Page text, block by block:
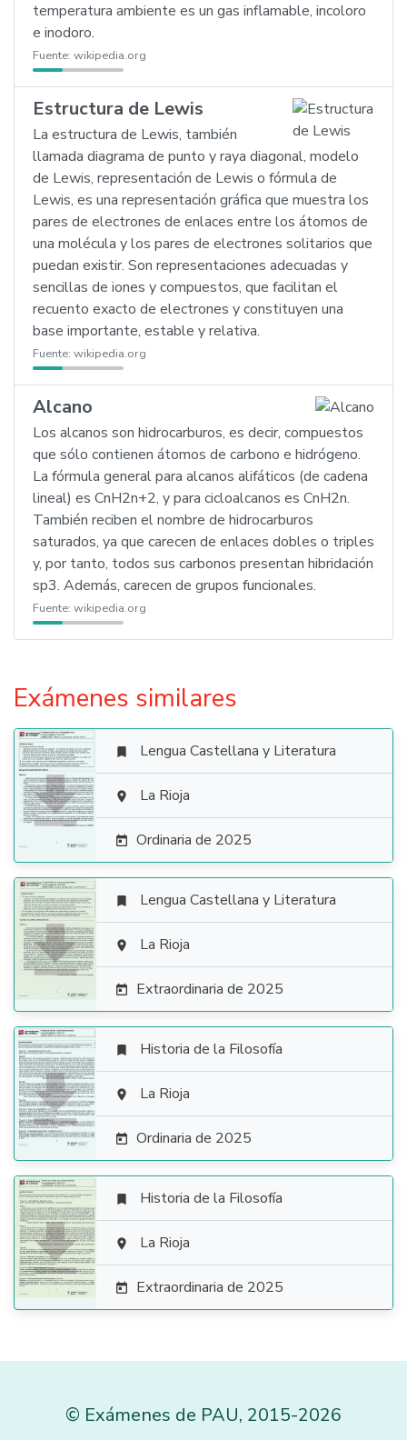
temperatura ambiente es un gas inflamable, incoloro
e inodoro.
Fuente: wikipedia.org
Estructura de Lewis
La estructura de Lewis, también
llamada diagrama de punto y raya diagonal, modelo
de Lewis, representación de Lewis o fórmula de
Lewis, es una representación gráfica que muestra los
pares de electrones de enlaces entre los átomos de
una molécula y los pares de electrones solitarios que
puedan existir. Son representaciones adecuadas y
sencillas de iones y compuestos, que facilitan el
recuento exacto de electrones y constituyen una
base importante, estable y relativa.
Fuente: wikipedia.org
Alcano
Los alcanos son hidrocarburos, es decir, compuestos
que sólo contienen átomos de carbono e hidrógeno.
La fórmula general para alcanos alifáticos (de cadena
lineal) es CnH2n+2, y para cicloalcanos es CnH2n.
También reciben el nombre de hidrocarburos
saturados, ya que carecen de enlaces dobles o triples
y, por tanto, todos sus carbonos presentan hibridación
sp3. Además, carecen de grupos funcionales.
Fuente: wikipedia.org
Exámenes similares

 Lengua Castellana y Literatura
 La Rioja
 Ordinaria de 2025

 Lengua Castellana y Literatura
 La Rioja
 Extraordinaria de 2025

 Historia de la Filosofía
 La Rioja
 Ordinaria de 2025

 Historia de la Filosofía
 La Rioja
 Extraordinaria de 2025
© Exámenes de PAU, 2015-2026